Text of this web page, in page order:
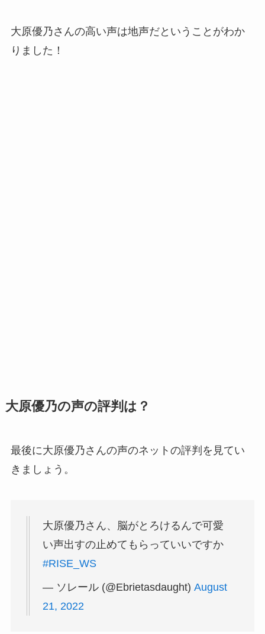
大原優乃さんの高い声は地声だということがわか
りました！
大原優乃の声の評判は？
最後に大原優乃さんの声のネットの評判を見てい
きましょう。
大原優乃さん、脳がとろけるんで可愛
い声出すの止めてもらっていいですか
#RISE_WS
— ソレール (@Ebrietasdaught) August
21, 2022